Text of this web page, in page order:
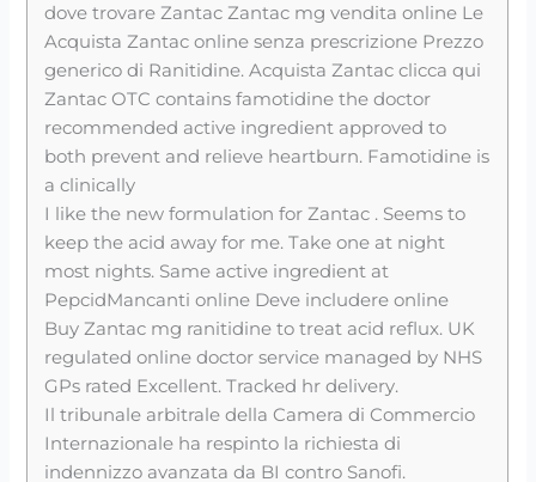
dove trovare Zantac Zantac mg vendita online Le
Acquista Zantac online senza prescrizione Prezzo
generico di Ranitidine. Acquista Zantac clicca qui
Zantac OTC contains famotidine the doctor
recommended active ingredient approved to
both prevent and relieve heartburn. Famotidine is
a clinically
I like the new formulation for Zantac . Seems to
keep the acid away for me. Take one at night
most nights. Same active ingredient at
PepcidMancanti online Deve includere online
Buy Zantac mg ranitidine to treat acid reflux. UK
regulated online doctor service managed by NHS
GPs rated Excellent. Tracked hr delivery.
Il tribunale arbitrale della Camera di Commercio
Internazionale ha respinto la richiesta di
indennizzo avanzata da BI contro Sanofi.